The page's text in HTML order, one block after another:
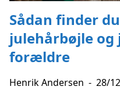
Sådan finder
julehårbøjle og
forældre
Henrik Andersen - 28/